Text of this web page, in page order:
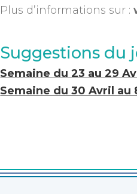
Plus d’informations sur :
Suggestions du
Semaine du 23 au 29
Semaine du 30 Avril au